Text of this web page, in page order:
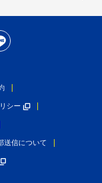
シー
送信について